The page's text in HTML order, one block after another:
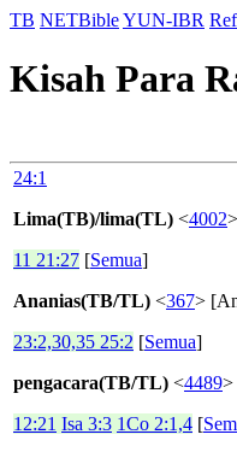
TB NETBibleYUN-IBR
Kisah Para
24:1
Lima(TB)/lima(TL) <4002
11 21:27 [Semua]
Ananias(TB/TL) <367>
23:2,30,35 25:2 [Semua]
pengacara(TB/TL) <4489>
12:21 Isa 3:3 1Co 2:1,4 [